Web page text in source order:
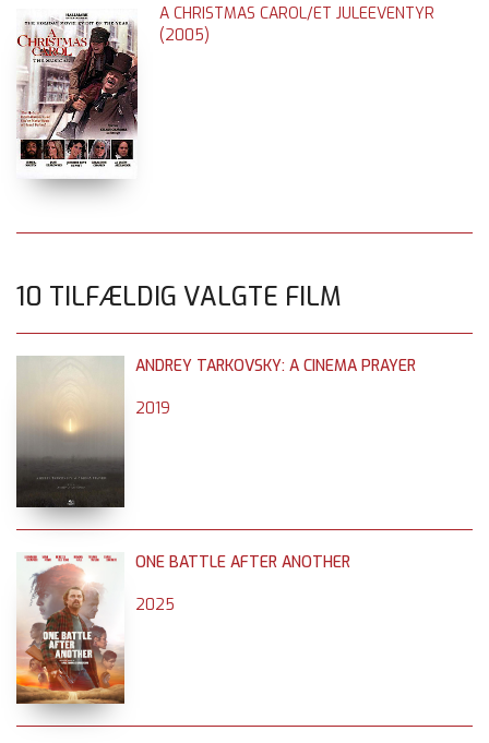
A CHRISTMAS CAROL/ET JULEEVENTYR
(2005)
10 TILFÆLDIG VALGTE FILM
ANDREY TARKOVSKY: A CINEMA PRAYER
2019
ONE BATTLE AFTER ANOTHER
2025